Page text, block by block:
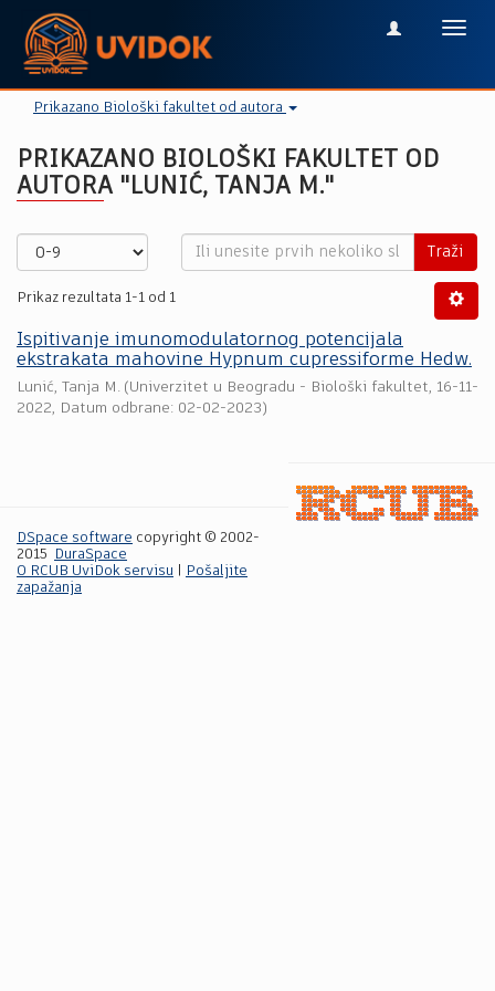
Prikazano Biološki fakultet od autora
PRIKAZANO BIOLOŠKI FAKULTET OD
AUTORA "LUNIĆ, TANJA M."
Traži
Prikaz rezultata 1-1 od 1
Ispitivanje imunomodulatornog potencijala
ekstrakata mahovine Hypnum cupressiforme Hedw.
Lunić, Tanja M. (Univerzitet u Beogradu - Biološki fakultet, 16-11-
2022, Datum odbrane: 02-02-2023)
DSpace software copyright © 2002-
2015
DuraSpace
O RCUB UviDok servisu
Pošaljite
zapažanja